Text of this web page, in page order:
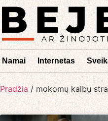
Namai Internetas
Pradžia / mokomų kalbų